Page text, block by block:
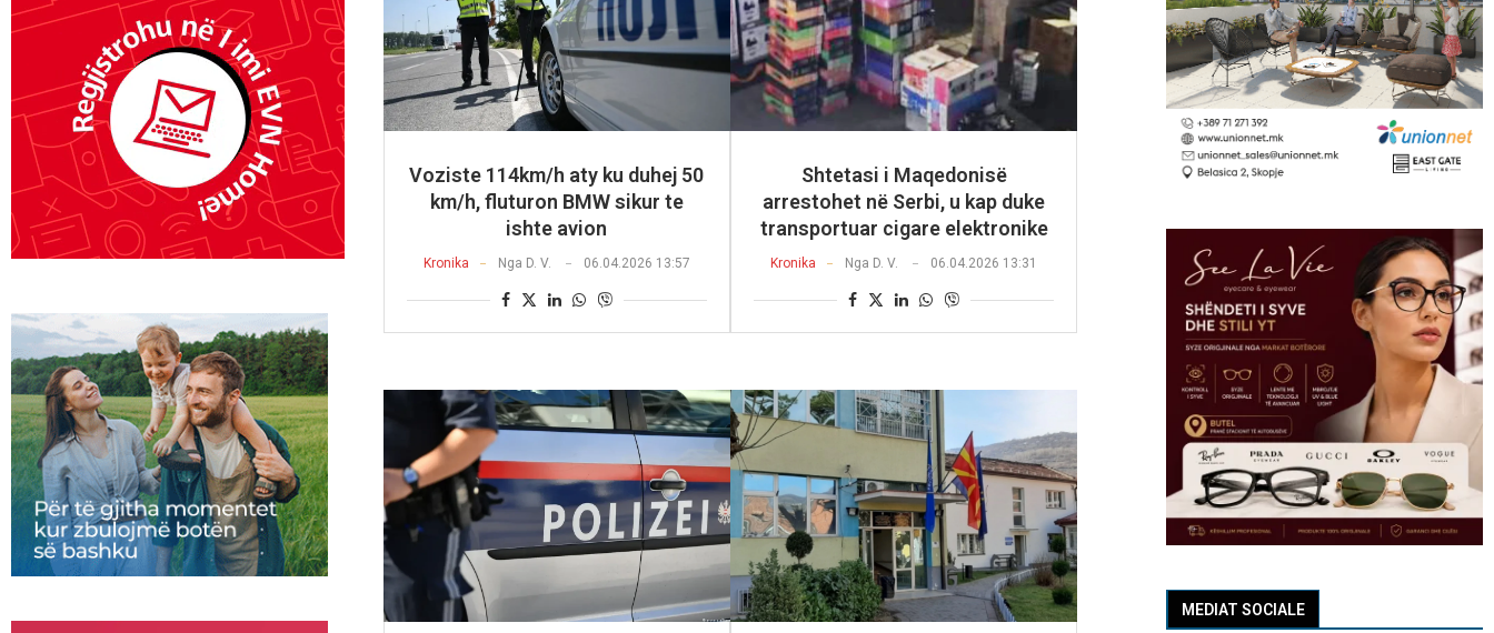
Voziste 114km/h aty ku duhej 50
km/h, fluturon BMW sikur te
ishte avion
Kronika Nga D. V. 06.04.2026 13:57
Shtetasi i Maqedonisë
arrestohet në Serbi, u kap duke
transportuar cigare elektronike
Kronika Nga D. V. 06.04.2026 13:31
MEDIAT SOCIALE